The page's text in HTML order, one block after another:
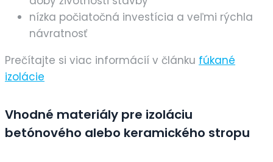
nízka počiatočná investícia a veľmi rýchla
návratnosť
Prečítajte si viac informácií v článku fúkané
izolácie
Vhodné materiály pre izoláciu
betónového alebo keramického stropu